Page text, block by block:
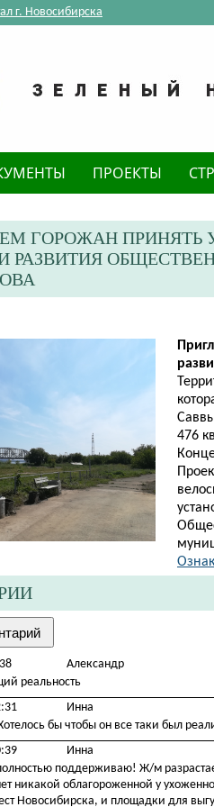
г. Новосибирска
ПРОЕКТЫ
ГОРОЖАН ПРИНЯТЬ
РАЗВИТИЯ
476
Александр
реальность
Инна
бы чтобы он все таки был
Инна
поддерживаю! Ж/м
никакой облагороженной у
Новосибирска, и площадки для